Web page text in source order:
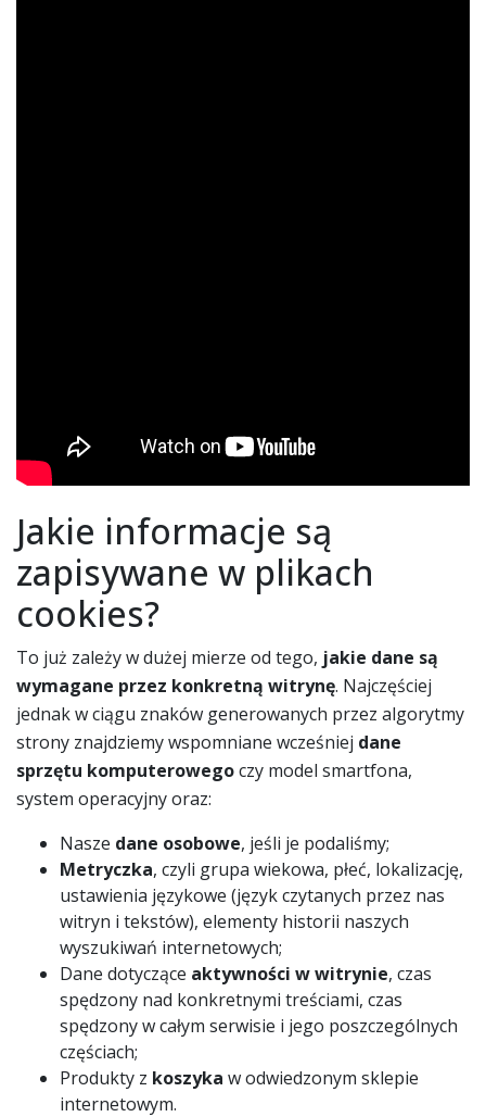
Jakie informacje są
zapisywane w plikach
cookies?
To już zależy w dużej mierze od tego, jakie dane są
wymagane przez konkretną witrynę. Najczęściej
jednak w ciągu znaków generowanych przez algorytmy
strony znajdziemy wspomniane wcześniej dane
sprzętu komputerowegoczy model smartfona,
system operacyjny oraz:
Nasze dane osobowe, jeśli je podaliśmy;
Metryczka, czyli grupa wiekowa, płeć, lokalizację,
ustawienia językowe (język czytanych przez nas
witryn i tekstów), elementy historii naszych
wyszukiwań internetowych;
Dane dotyczące aktywności w witrynie, czas
spędzony nad konkretnymi treściami, czas
spędzony w całym serwisie i jego poszczególnych
częściach;
Produkty z koszyka w odwiedzonym sklepie
internetowym.